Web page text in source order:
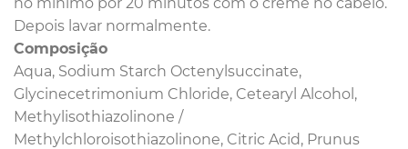
Depois lavar normalmente.
Composição
Aqua, Sodium Starch Octenylsuccinate,
Glycinecetrimonium Chloride, Cetearyl Alcohol,
Methylisothiazolinone /
Methylchloroisothiazolinone, Citric Acid, Prunus